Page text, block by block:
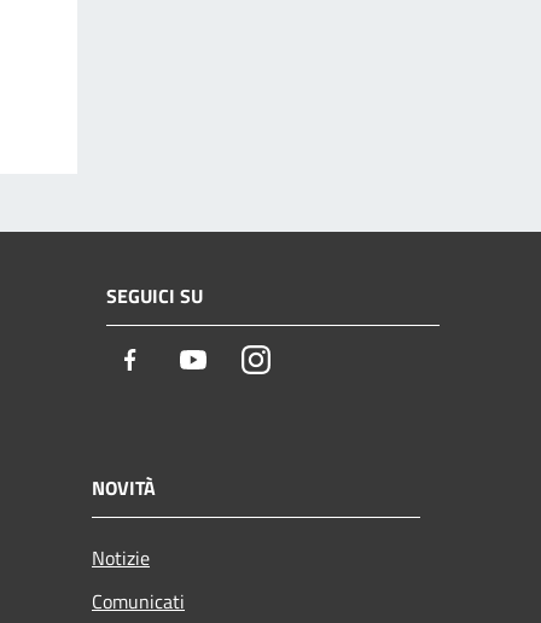
SEGUICI SU
Facebook YoutubeInstagram
NOVITÀ
Notizie
Comunicati